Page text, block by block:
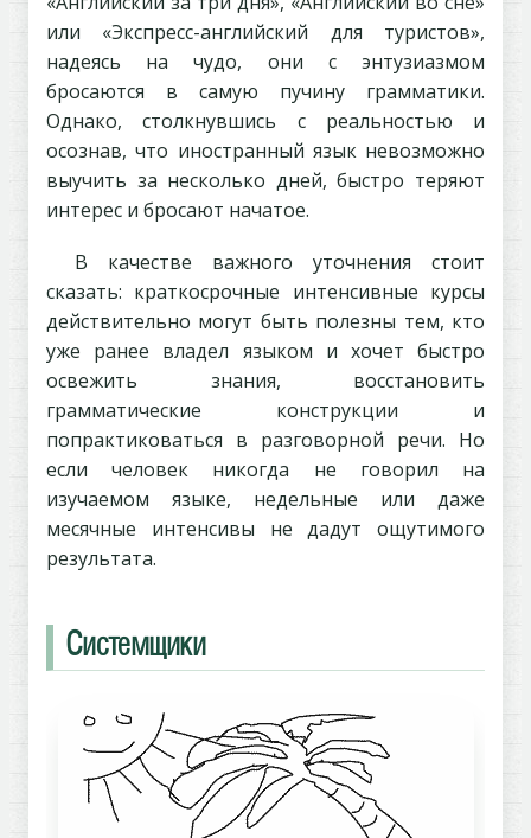
или «Экспресс-английский для туристов»,
надеясь на чудо, они с энтузиазмом
бросаются в самую пучину грамматики.
Однако, столкнувшись с реальностью и
осознав, что иностранный язык невозможно
выучить за несколько дней, быстро теряют
интерес и бросают начатое.
В качестве важного уточнения стоит
сказать: краткосрочные интенсивные курсы
действительно могут быть полезны тем, кто
уже ранее владел языком и хочет быстро
освежить знания, восстановить
грамматические конструкции и
попрактиковаться в разговорной речи. Но
если человек никогда не говорил на
изучаемом языке, недельные или даже
месячные интенсивы не дадут ощутимого
результата.
Системщики